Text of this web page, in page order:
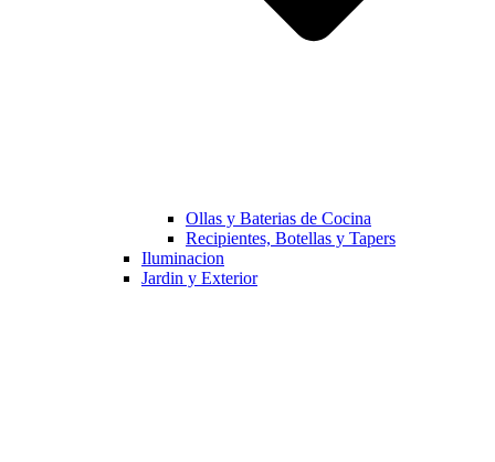
Ollas y Baterias de Cocina
Recipientes, Botellas y Tapers
Iluminacion
Jardin y Exterior